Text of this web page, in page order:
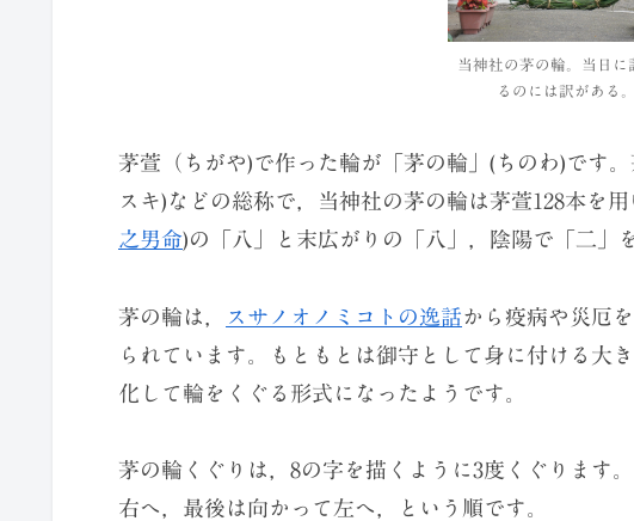
当神社の茅の輪。当日に
るのには訳がある。
茅萱（ちがや)で作った輪が「茅の輪」(ちのわ)です
スキ)などの総称で，当神社の茅の輪は茅萱128本を
之男命)の「八」と末広がりの「八」，陰陽で「二」
茅の輪は， スサノオノミコトの逸話から疫病や災厄
られています。もともとは御守として身に付ける大
化して輪をくぐる形式になったようです。
茅の輪くぐりは，8の字を描くように3度くぐります
右へ，最後は向かって左へ，という順です。